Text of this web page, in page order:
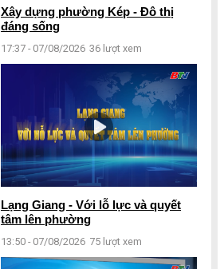
Xây dựng phường Kép - Đô thị
đáng sống
17:37 - 07/08/2026 36 lượt xem
Lạng Giang - Với lỗ lực và quyết
tâm lên phường
13:50 - 07/08/2026 75 lượt xem